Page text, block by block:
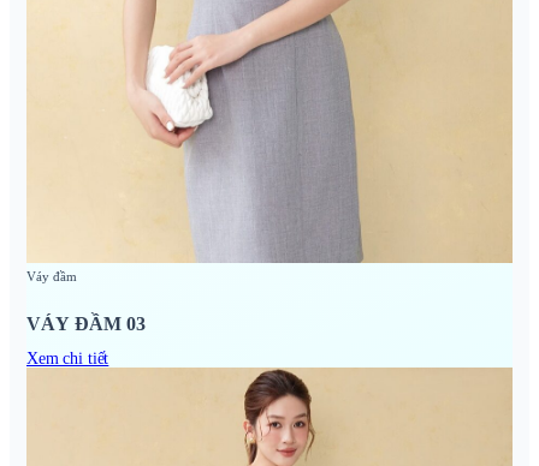
Váy đầm
VÁY ĐẦM 03
Xem chi tiết